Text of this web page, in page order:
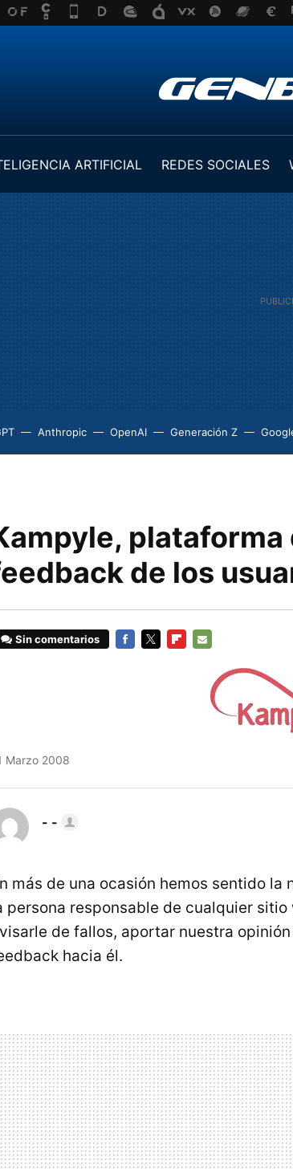
ARTIFICIAL REDES SOCIALES
Anthropic OpenAI Generación Z
plataforma
de los
Sin comentarios
MAIL
Marzo 2008
- -
más de una ocasión hemos sentido
persona responsable de cualquier
de fallos, aportar nuestra
hacia él.